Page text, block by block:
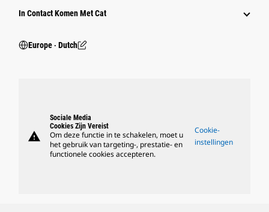
In Contact Komen Met Cat
Europe ‧ Dutch
warning
Sociale Media
Cookies Zijn Vereist
Om deze functie in te schakelen, moet u
het gebruik van targeting-, prestatie- en
functionele cookies accepteren.
Cookie-
instellingen